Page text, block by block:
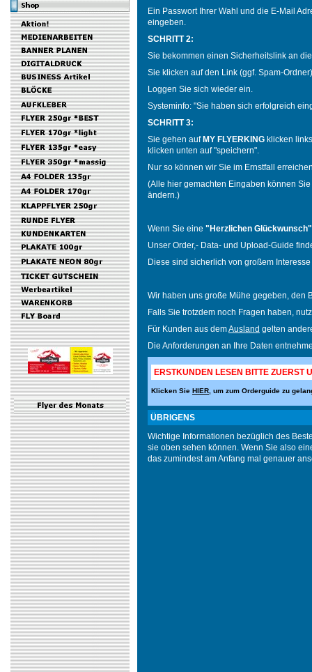
Ein Passwort Ihrer Wahl und die E-Mail
eingeben.
SCHRITT 2:
Sie bekommen einen Sicherheitslink an
Sie klicken auf den Link (ggf. Spam-
Loggen Sie sich wieder ein.
Systeminfo: "Sie haben sich erfolgreich
SCHRITT 3:
Sie gehen auf MY FLYERKING klicken
klicken unten auf "speichern".
Nur so können wir Sie im Ernstfall
(Alle hier gemachten Eingaben können
ändern.)
Wenn Sie eine "Herzlichen Glückwunsch"
Unser Order,- Data- und Upload-Guide
Diese sind sicherlich von großem
Wir haben uns große Mühe gegeben, den
Falls Sie trotzdem noch Fragen haben,
Für Kunden aus demAusland gelten
Die Anforderungen an Ihre Daten
ERSTKUNDEN LESEN BITTE ZUERST
Klicken Sie HIER , um zum Orderguide zu
ÜBRIGENS
Wichtige Informationen bezüglich des
sie oben sehen können. Wenn Sie also
das zumindest am Anfang mal genauer